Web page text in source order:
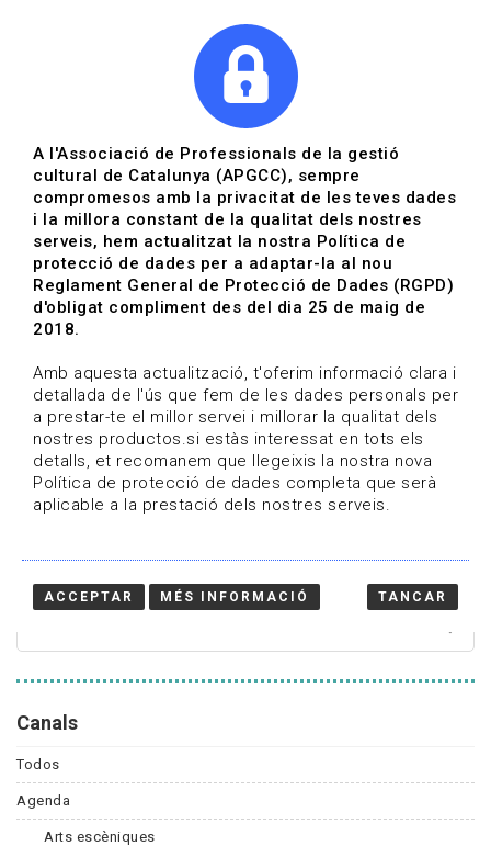
Actualitza't
Vols estar al dia?
HOME / BLOG
Estigues al dia
Convocatòries, activitats i notícies del sector de la
cultura.
Canals
Todos
Agenda
Arts escèniques
A l'Associació de Professionals de la gestió
cultural de Catalunya (APGCC), sempre
compromesos amb la privacitat de les teves dades
i la millora constant de la qualitat dels nostres
serveis, hem actualitzat la nostra Política de
protecció de dades per a adaptar-la al nou
Reglament General de Protecció de Dades (RGPD)
d'obligat compliment des del dia 25 de maig de
2018.
Amb aquesta actualització, t'oferim informació clara i
detallada de l'ús que fem de les dades personals per
a prestar-te el millor servei i millorar la qualitat dels
nostres productos.si estàs interessat en tots els
detalls, et recomanem que llegeixis la nostra nova
Política de protecció de dades completa que serà
aplicable a la prestació dels nostres serveis.
ACCEPTAR MÉS INFORMACIÓ TANCAR